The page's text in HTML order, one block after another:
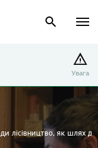
Увага
як шлях до